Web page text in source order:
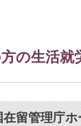
の生活就
留管理庁